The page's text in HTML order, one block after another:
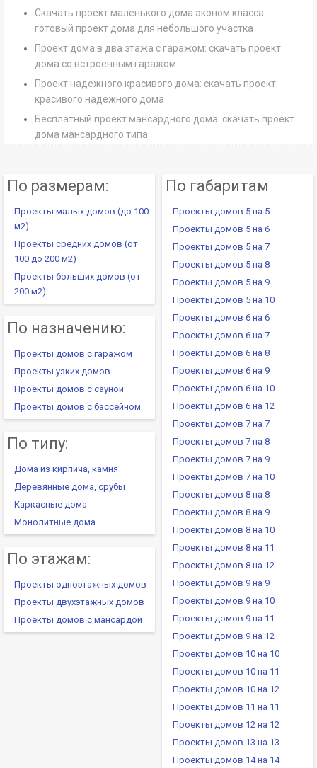
Скачать проект маленького дома эконом класса:
готовый проект дома для небольшого участка
Проект дома в два этажа с гаражом: скачать проект
дома со встроенным гаражом
Проект надежного красивого дома: скачать проект
красивого надежного дома
Бесплатный проект мансардного дома: скачать проект
дома мансардного типа
По размерам:
Проекты малых домов (до 100
м2)
Проекты средних домов (от
100 до 200 м2)
Проекты больших домов (от
200 м2)
По назначению:
Проекты домов с гаражом
Проекты узких домов
Проекты домов с сауной
Проекты домов с бассейном
По типу:
Дома из кирпича, камня
Деревянные дома, срубы
Каркасные дома
Монолитные дома
По этажам:
Проекты одноэтажных домов
Проекты двухэтажных домов
Проекты домов с мансардой
По габаритам
Проекты домов 5 на 5
Проекты домов 5 на 6
Проекты домов 5 на 7
Проекты домов 5 на 8
Проекты домов 5 на 9
Проекты домов 5 на 10
Проекты домов 6 на 6
Проекты домов 6 на 7
Проекты домов 6 на 8
Проекты домов 6 на 9
Проекты домов 6 на 10
Проекты домов 6 на 12
Проекты домов 7 на 7
Проекты домов 7 на 8
Проекты домов 7 на 9
Проекты домов 7 на 10
Проекты домов 8 на 8
Проекты домов 8 на 9
Проекты домов 8 на 10
Проекты домов 8 на 11
Проекты домов 8 на 12
Проекты домов 9 на 9
Проекты домов 9 на 10
Проекты домов 9 на 11
Проекты домов 9 на 12
Проекты домов 10 на 10
Проекты домов 10 на 11
Проекты домов 10 на 12
Проекты домов 11 на 11
Проекты домов 12 на 12
Проекты домов 13 на 13
Проекты домов 14 на 14